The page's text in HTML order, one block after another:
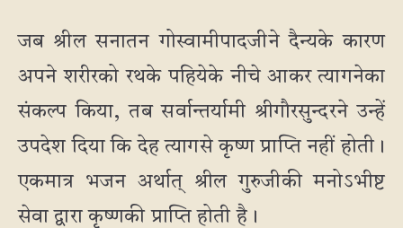
जब श्रील सनातन गोस्वामीपादजीने दैन्यके कारण
अपने शरीरको रथके पहियेके नीचे आकर त्यागनेका
संकल्प किया, तब सर्वान्तर्यामी श्रीगौरसुन्दरने उन्हें
उपदेश दिया कि देह त्यागसे कृष्ण प्राप्ति नहीं होती।
एकमात्र भजन अर्थात् श्रील गुरुजीकी मनोऽभीष्ट
सेवा द्वारा कृष्णकी प्राप्ति होती है।